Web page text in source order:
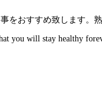
おすすめ致します。
you will stay healthy